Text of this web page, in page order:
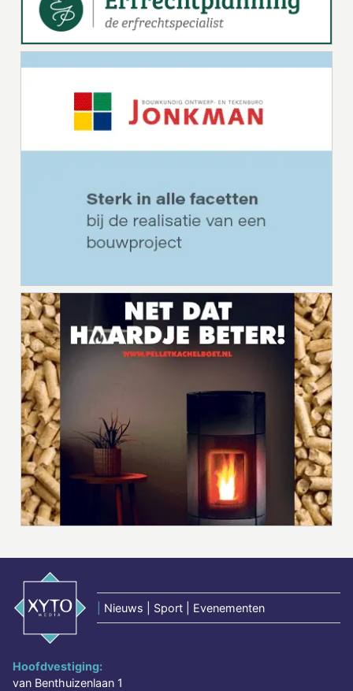
Nieuws | Sport | Evenementen
Hoofdvestiging:
van Benthuizenlaan 1